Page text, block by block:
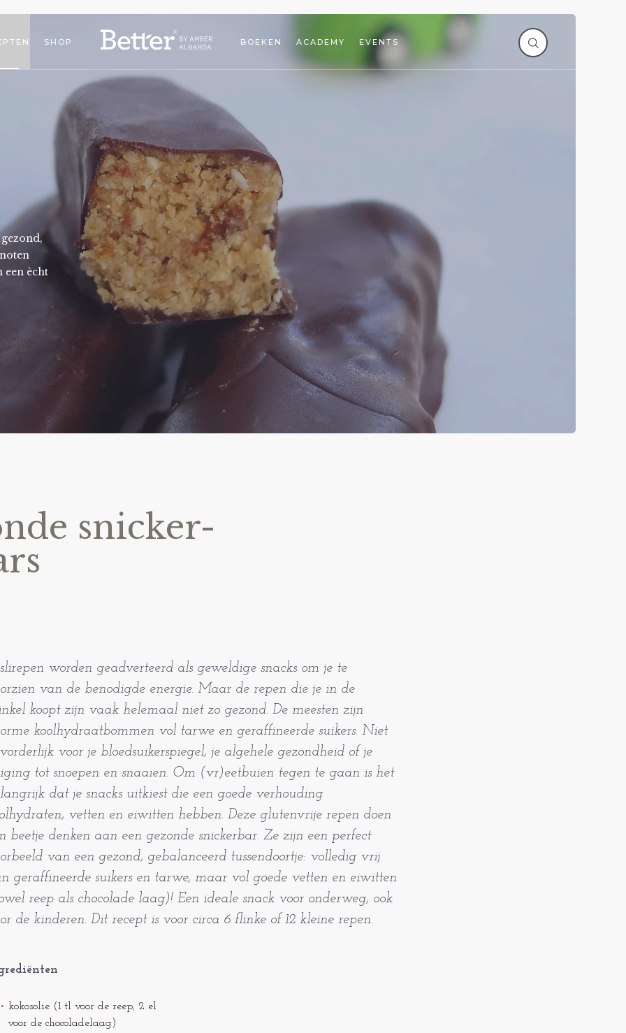
SHOP BOEKEN ACADEMY EVENTS
ècht
snicker-
worden geadverteerd als geweldige snacks om je te
van de benodigde energie. Maar de repen die je in de
koopt zijn vaak helemaal niet zo gezond. De meesten zijn
koolhydraatbommen vol tarwe en geraffineerde suikers. Niet
voor je bloedsuikerspiegel, je algehele gezondheid of je
tot snoepen en snaaien. Om (vr)eetbuien tegen te gaan is het
dat je snacks uitkiest die een goede verhouding
vetten en eiwitten hebben. Deze glutenvrije repen doen
beetje denken aan een gezonde snickerbar. Ze zijn een perfect
van een gezond, gebalanceerd tussendoortje: volledig vrij
geraffineerde suikers en tarwe, maar vol goede vetten en eiwitten
reep als chocolade laag)! Een ideale snack voor onderweg, ook
de kinderen. Dit recept is voor circa 6 flinke of 12 kleine repen.
kokosolie (1 tl voor de reep, 2 el
voor de chocoladelaag)